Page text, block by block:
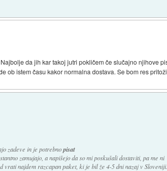
da jih kar takoj jutri pokličem če slučajno njihove
ob istem času kakor normalna dostava. Se bom res
zadeve in je potrebnopisat
zamujajo, a napišejo da so mi poskušali dostaviti, pa me ni
vrati najdem razcapan paket, ki je bil že 4-5 dni nazaj v Sloveniji.